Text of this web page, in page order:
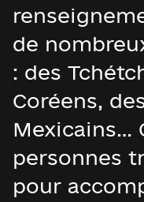
de
: des
Coréens,
Mexicains…
personnes
pour